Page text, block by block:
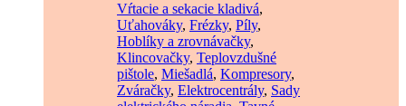
Vŕtacie a sekacie kladivá,
Uťahováky, Frézky, Píly,
Hoblíky a zrovnávačky,
Klincovačky, Teplovzdušné
pištole, Miešadlá, Kompresory,
Zváračky, Elektrocentrály, Sady